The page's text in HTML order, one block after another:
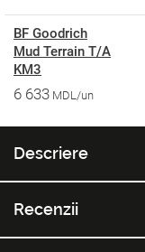
BF Goodrich
Mud Terrain T/A
KM3
6 633 MDL/un
Descriere
Recenzii